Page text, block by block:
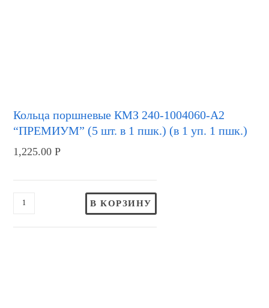
Кольца поршневые КМЗ 240-1004060-А2
“ПРЕМИУМ” (5 шт. в 1 пшк.) (в 1 уп. 1 пшк.)
1,225.00Р
В КОРЗИНУ